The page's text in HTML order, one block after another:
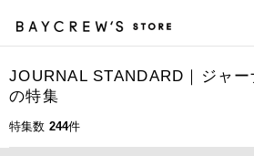
JOURNAL STANDARD｜ジャ
の特集
特集数 244件